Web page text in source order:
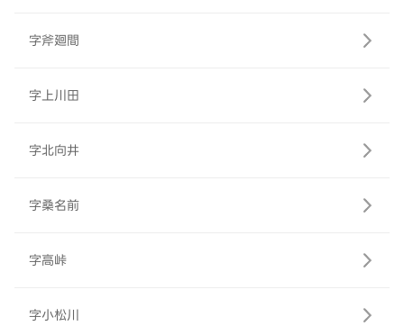
字斧廻間
字上川田
字北向井
字桑名前
字高峠
字小松川